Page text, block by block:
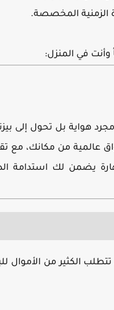
الزمنية المخصصة.
هواية بل تحول إلى
عالمية من مكانك، مع
يضمن لك استدامة
الكثير من الأموال